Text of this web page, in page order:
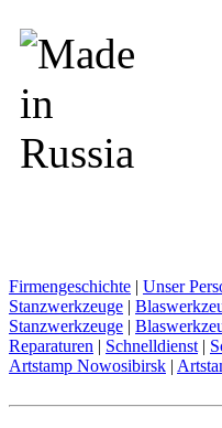
Firmengeschichte | Unser
Stanzwerkzeuge |
Stanzwerkzeuge |
Reparaturen | Schnelldienst |
Artstamp Nowosibirsk |